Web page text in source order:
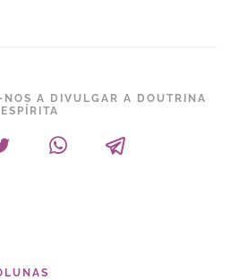
A DIVULGAR A DOUTRINA
ESPÍRITA